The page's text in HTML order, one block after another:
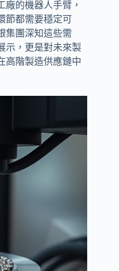
廠的機器人手臂，
節都需要穩定可
集團深知這些需
示，更是對未來製
高階製造供應鏈中